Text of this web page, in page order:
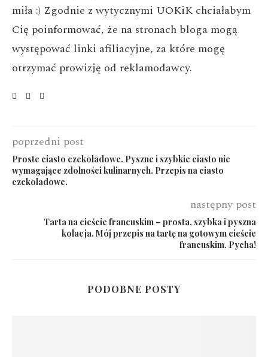
miła :) Zgodnie z wytycznymi UOKiK chciałabym
Cię poinformować, że na stronach bloga mogą
występować linki afiliacyjne, za które mogę
otrzymać prowizję od reklamodawcy.
poprzedni post
Proste ciasto czekoladowe. Pyszne i szybkie ciasto nie
wymagające zdolności kulinarnych. Przepis na ciasto
czekoladowe.
następny post
Tarta na cieście francuskim – prosta, szybka i pyszna
kolacja. Mój przepis na tartę na gotowym cieście
francuskim. Pycha!
PODOBNE POSTY